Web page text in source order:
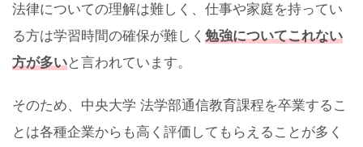
法律についての理解は難しく、仕事や家庭を持ってい
る方は学習時間の確保が難しく 勉強についてこれない
方が多いと言われています。
そのため、中央大学 法学部通信教育課程を卒業するこ
とは各種企業からも高く評価してもらえることが多く